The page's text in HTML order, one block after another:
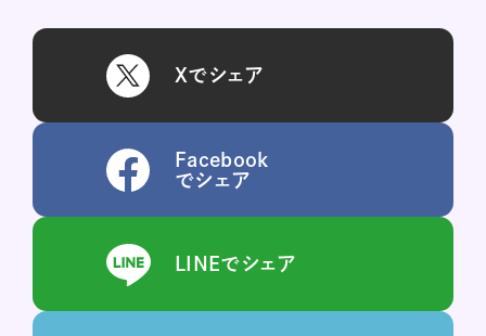
Xでシェア
Facebook
でシェア
LINEでシェア